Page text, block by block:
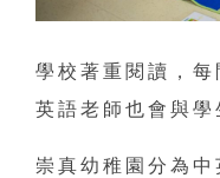
學校著重閱讀，
英語老師也會與學
崇真幼稚園分為